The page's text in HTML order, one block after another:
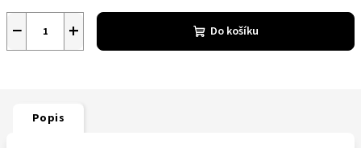
+
− Do košíku
Popis